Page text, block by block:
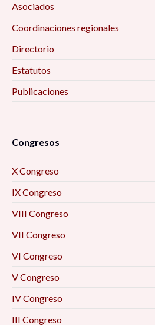
Asociados
Coordinaciones regionales
Directorio
Estatutos
Publicaciones
Congresos
X Congreso
IX Congreso
VIII Congreso
VII Congreso
VI Congreso
V Congreso
IV Congreso
III Congreso